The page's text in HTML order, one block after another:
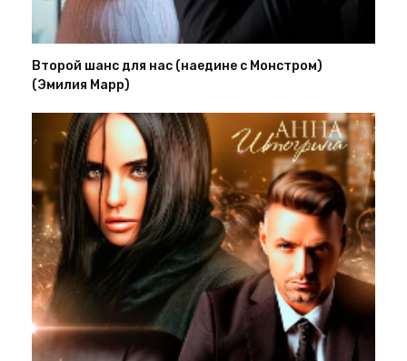
Второй шанс для нас (наедине с Монстром)
(Эмилия Марр)